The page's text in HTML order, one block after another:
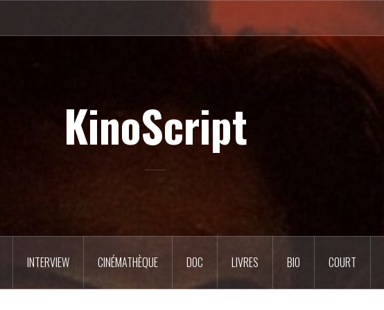
KinoScript
INTERVIEW CINÉMATHÈQUE DOC LIVRES BIO COURT